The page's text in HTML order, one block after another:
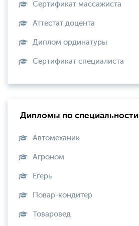
Сертификат массажиста
Аттестат доцента
Диплом ординатуры
Сертификат специалиста
Дипломы по специальности
Автомеханик
Агроном
Егерь
Повар-кондитер
Товаровед